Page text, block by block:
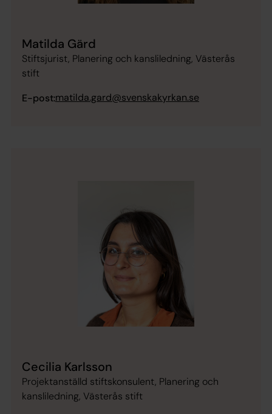
Matilda Gärd
Stiftsjurist, Planering och kansliledning, Västerås
stift
E-post:matilda.gard@svenskakyrkan.se
Cecilia Karlsson
Projektanställd stiftskonsulent, Planering och
kansliledning, Västerås stift